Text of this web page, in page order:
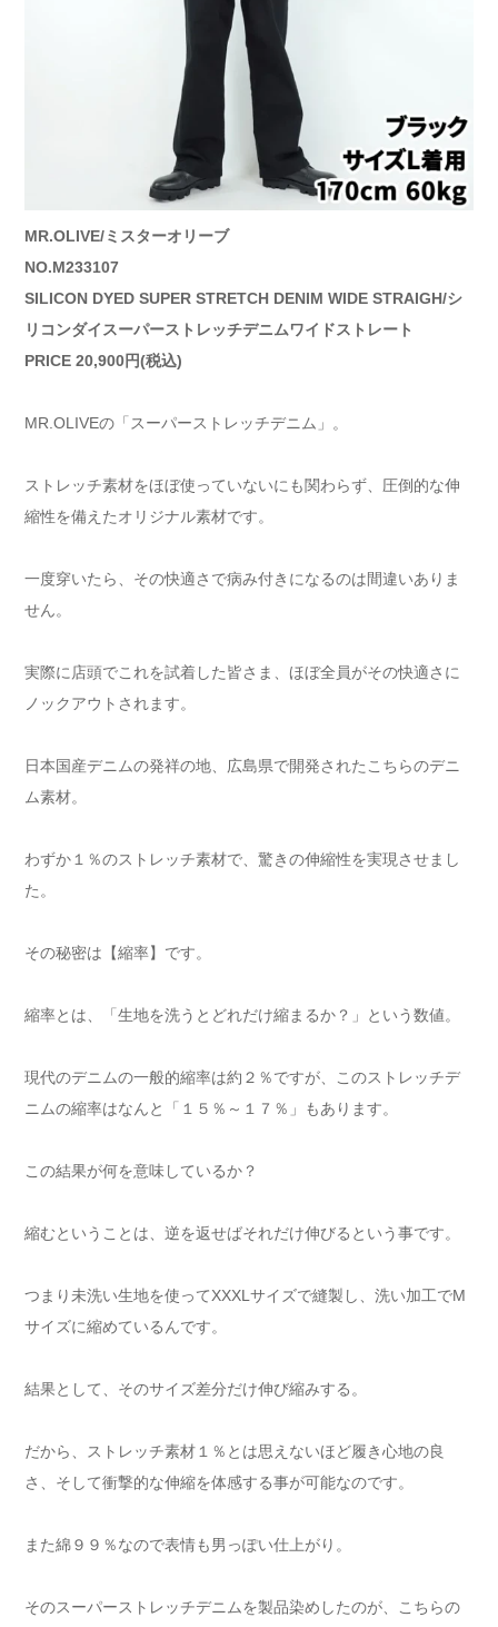
MR.OLIVE/ミスターオリーブ
NO.M233107
SILICON DYED SUPER STRETCH DENIM WIDE STRAIGH/シ
リコンダイスーパーストレッチデニムワイドストレート
PRICE 20,900円(税込)
MR.OLIVEの「スーパーストレッチデニム」。
ストレッチ素材をほぼ使っていないにも関わらず、圧倒的な伸
縮性を備えたオリジナル素材です。
一度穿いたら、その快適さで病み付きになるのは間違いありま
せん。
実際に店頭でこれを試着した皆さま、ほぼ全員がその快適さに
ノックアウトされます。
日本国産デニムの発祥の地、広島県で開発されたこちらのデニ
ム素材。
わずか１％のストレッチ素材で、驚きの伸縮性を実現させまし
た。
その秘密は【縮率】です。
縮率とは、「生地を洗うとどれだけ縮まるか？」という数値。
現代のデニムの一般的縮率は約２％ですが、このストレッチデ
ニムの縮率はなんと「１５％～１７％」もあります。
この結果が何を意味しているか？
縮むということは、逆を返せばそれだけ伸びるという事です。
つまり未洗い生地を使ってXXXLサイズで縫製し、洗い加工でM
サイズに縮めているんです。
結果として、そのサイズ差分だけ伸び縮みする。
だから、ストレッチ素材１％とは思えないほど履き心地の良
さ、そして衝撃的な伸縮を体感する事が可能なのです。
また綿９９％なので表情も男っぽい仕上がり。
そのスーパーストレッチデニムを製品染めしたのが、こちらの